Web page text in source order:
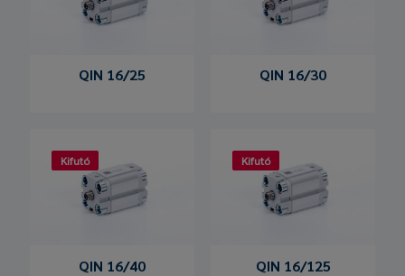
QIN 16/25 QIN 16/30
Kifutó
QIN 16/40
Kifutó
QIN 16/125